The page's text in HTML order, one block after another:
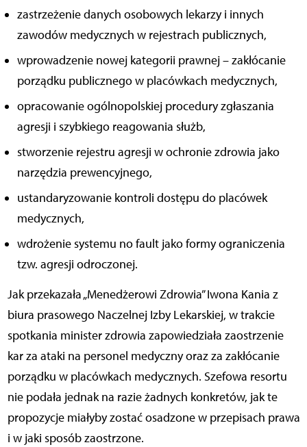
zastrzeżenie danych osobowych lekarzy i innych
zawodów medycznych w rejestrach publicznych,
wprowadzenie nowej kategorii prawnej – zakłócanie
porządku publicznego w placówkach medycznych,
opracowanie ogólnopolskiej procedury zgłaszania
agresji i szybkiego reagowania służb,
stworzenie rejestru agresji w ochronie zdrowia jako
narzędzia prewencyjnego,
ustandaryzowanie kontroli dostępu do placówek
medycznych,
wdrożenie systemu no fault jako formy ograniczenia
tzw. agresji odroczonej.
Jak przekazała „Menedżerowi Zdrowia” Iwona Kania z
biura prasowego Naczelnej Izby Lekarskiej, w trakcie
spotkania minister zdrowia zapowiedziała zaostrzenie
kar za ataki na personel medyczny oraz za zakłócanie
porządku w placówkach medycznych. Szefowa resortu
nie podała jednak na razie żadnych konkretów, jak te
propozycje miałyby zostać osadzone w przepisach prawa
i w jaki sposób zaostrzone.